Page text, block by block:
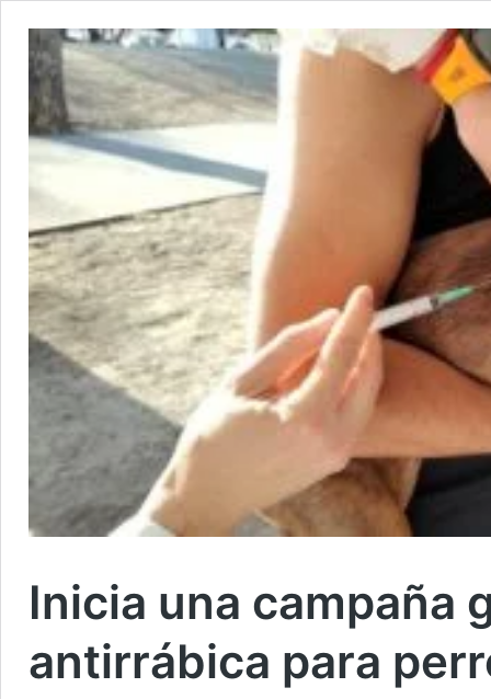
Inicia una campaña
antirrábica para